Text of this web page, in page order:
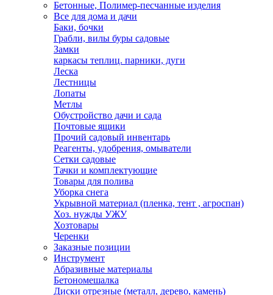
Бетонные, Полимер-песчанные изделия
Все для дома и дачи
Баки, бочки
Грабли, вилы буры садовые
Замки
каркасы теплиц. парники, дуги
Леска
Лестницы
Лопаты
Метлы
Обустройство дачи и сада
Почтовые ящики
Прочий садовый инвентарь
Реагенты, удобрения, омыватели
Сетки садовые
Тачки и комплектующие
Товары для полива
Уборка снега
Укрывной материал (пленка, тент , агроспан)
Хоз. нужды УЖУ
Хозтовары
Черенки
Заказные позиции
Инструмент
Абразивные материалы
Бетономешалка
Диски отрезные (металл, дерево, камень)